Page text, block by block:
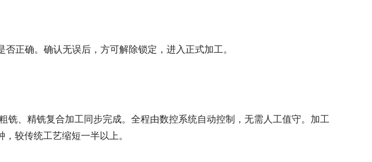
正确。确认无误后，方可解除锁定，进入正式加工。
、精铣复合加工同步完成。全程由数控系统自动控制，无需人工值守。加工
较传统工艺缩短一半以上。